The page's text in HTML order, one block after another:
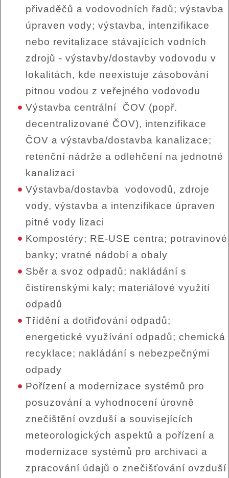
přivaděčů a vodovodních řadů; výstavba
úpraven vody; výstavba, intenzifikace
nebo revitalizace stávajících vodních
zdrojů - výstavby/dostavby vodovodu v
lokalitách, kde neexistuje zásobování
pitnou vodou z veřejného vodovodu
Výstavba centrální ČOV (popř.
decentralizované ČOV), intenzifikace
ČOV a výstavba/dostavba kanalizace;
retenční nádrže a odlehčení na jednotné
kanalizaci
Výstavba/dostavba vodovodů, zdroje
vody, výstavba a intenzifikace úpraven
pitné vody lizaci
Kompostéry; RE-USE centra; potravinové
banky; vratné nádobí a obaly
Sběr a svoz odpadů; nakládání s
čistírenskými kaly; materiálové využití
odpadů
Třídění a dotřiďování odpadů;
energetické využívání odpadů; chemická
recyklace; nakládání s nebezpečnými
odpady
Pořízení a modernizace systémů pro
posuzování a vyhodnocení úrovně
znečištění ovzduší a souvisejících
meteorologických aspektů a pořízení a
modernizace systémů pro archivaci a
zpracování údajů o znečišťování ovzduší